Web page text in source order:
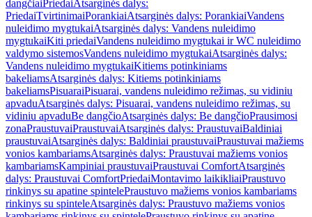
dangčiaiPriedaiAtsarginės dalys:
PriedaiTvirtinimaiPorankiaiAtsarginės dalys: PorankiaiVandens
nuleidimo mygtukaiAtsarginės dalys: Vandens nuleidimo
mygtukaiKiti priedaiVandens nuleidimo mygtukai ir WC nuleidimo
valdymo sistemosVandens nuleidimo mygtukaiAtsarginės dalys:
Vandens nuleidimo mygtukaiKitiems potinkiniams
bakeliamsAtsarginės dalys: Kitiems potinkiniams
bakeliamsPisuaraiPisuarai, vandens nuleidimo režimas, su vidiniu
apvaduAtsarginės dalys: Pisuarai, vandens nuleidimo režimas, su
vidiniu apvaduBe dangčioAtsarginės dalys: Be dangčioPrausimosi
zonaPraustuvaiPraustuvaiAtsarginės dalys: PraustuvaiBaldiniai
praustuvaiAtsarginės dalys: Baldiniai praustuvaiPraustuvai mažiems
vonios kambariamsAtsarginės dalys: Praustuvai mažiems vonios
kambariamsKampiniai praustuvaiPraustuvai ComfortAtsarginės
dalys: Praustuvai ComfortPriedaiMontavimo laikikliaiPraustuvo
rinkinys su apatine spintelePraustuvo mažiems vonios kambariams
rinkinys su spinteleAtsarginės dalys: Praustuvo mažiems vonios